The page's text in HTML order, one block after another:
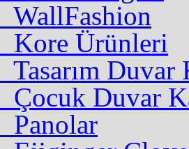
WallFashion
Kore Ürünleri
Tasarım Duvar
Çocuk Duvar
Panolar